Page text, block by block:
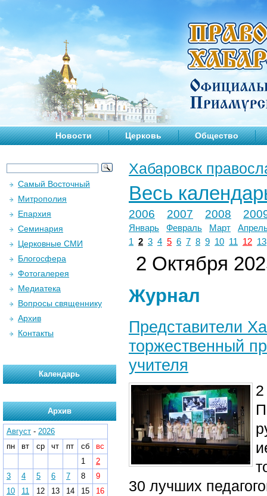
Новости Церковь Общество
Хабаровск
Весь
2006 2007 2008
Январь Февраль Март
1 2 3 4 5 6 7 8 9 10 11 12 13
2 Октября
Журнал
Представители
торжественный
учителя
30 лучших
Самый Восточный
Митрополия
Епархия
Семинария
Церковные СМИ
Блогосфера
Фотогалерея
Медиатека
Вопросы священнику
Архив
Контакты
Календарь
Архив
Август - 2026
пн
вт ср чт пт сб
вс
1
2
3
4 5 6 7 8
9
10
11 12 13 14 15
16